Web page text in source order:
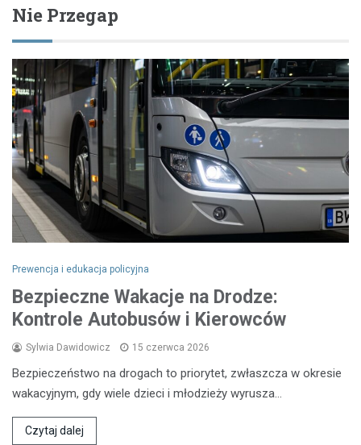
Nie Przegap
Prewencja i edukacja policyjna
Bezpieczne Wakacje na Drodze:
Kontrole Autobusów i Kierowców
Sylwia Dawidowicz 15 czerwca 2026
Bezpieczeństwo na drogach to priorytet, zwłaszcza w okresie
wakacyjnym, gdy wiele dzieci i młodzieży wyrusza…
Czytaj dalej